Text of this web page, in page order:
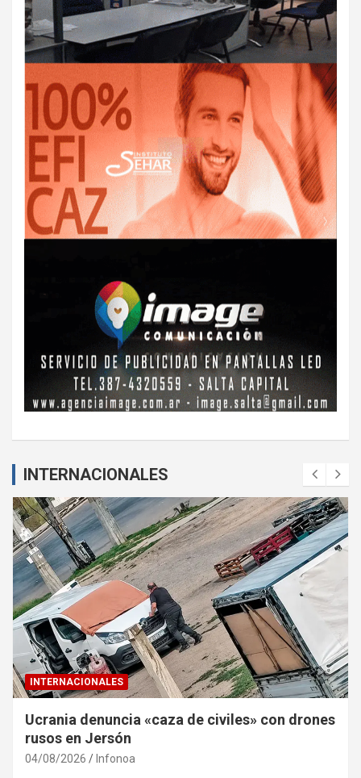
INTERNACIONALES
INTERNACIONALES
Ucrania denuncia «caza de civiles» con drones
rusos en Jersón
04/08/2026 Infonoa